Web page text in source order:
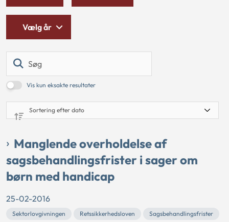
Vis kun eksakte resultater
Vælg år
Manglende overholdelse af
sagsbehandlingsfrister i sager om
børn med handicap
25-02-2016
Sektorlovgivningen Retssikkerhedsloven
Sagsbehandlingsfrister